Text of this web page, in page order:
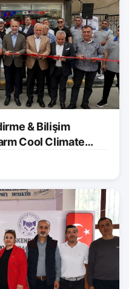
& Bilişim
Cool Climate